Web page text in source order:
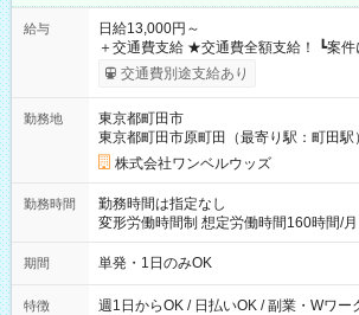
給与
日給13,000円～
＋交通費支給 ★交通費全額支給！ ┗案件により規定あり ★日払
いOK！（規定あり） ┗働いたその日に
ンビニATMから 日払い分を引き落とせます！ 【試用
交通費別途支給あり
勤務地
東京都町田市
東京都町田市原町田（最寄り駅：町田駅）
株式会社ワンベルウッズ
勤務時間
勤務時間は指定なし
変形労働時間制 想定労働時間160時間/月 【シフト例】 ・8：00
～21：00
期間 単発・1日のみOK
特徴
週1日からOK / 日払いOK / 副業・Wワー